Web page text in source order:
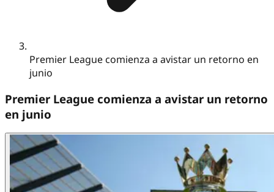
Premier League comienza a avistar un retorno en
junio
Premier League comienza a avistar un retorno
en junio